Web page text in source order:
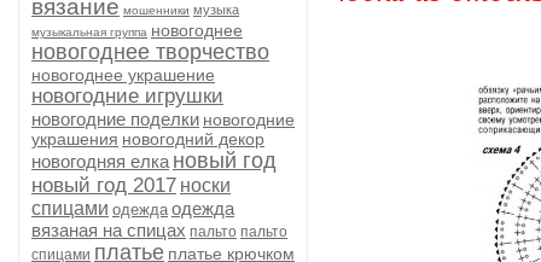
вязание мошенники музыка
музыкальная группа новогоднее
новогоднее творчество
новогоднее украшение
новогодние игрушки
новогодние поделки новогодние
украшения новогодний декор
новогодняя елка новый год
новый год 2017 носки
спицами одежда одежда
вязаная на спицах пальто пальто
спицами платье платье крючком